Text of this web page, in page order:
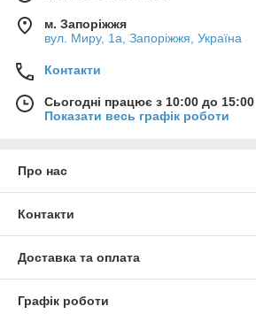
м. Запоріжжя
вул. Миру, 1а, Запоріжжя, Україна
Контакти
Сьогодні працює з 10:00 до 15:00
Показати весь графік роботи
Про нас
Контакти
Доставка та оплата
Графік роботи